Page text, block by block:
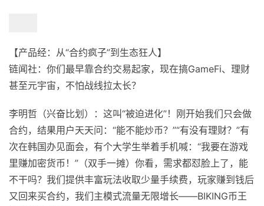
【产品经：从“合约疯子”到生态狂人】
链闻社：你们最早靠合约交易起家，现在搞GameFi、理财
甚至元宇宙，不怕战线拉太长？
李明哲（兴奋比划）：这叫“被迫进化”！刚开始我们只会做
合约，结果用户天天问：“能不能炒币？”“有没有理财？”有
次在韩国办见面会，有个大学生举着手机喊：“我要在游戏
里赚加密货币！”（双手一摊）你看，需求都怼脸上了，能
不干吗？我们提供丰富玩法收取少量手续费，玩家赚到钱后
又回来买合约，我们主模式流量无限增长——BIKING币王